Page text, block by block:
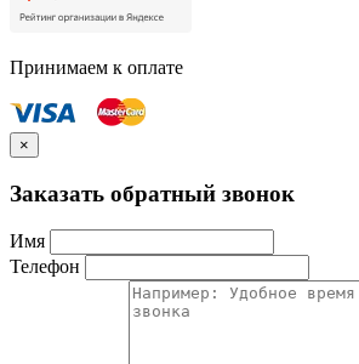
Принимаем к оплате
×
Заказать обратный звонок
Имя
Телефон